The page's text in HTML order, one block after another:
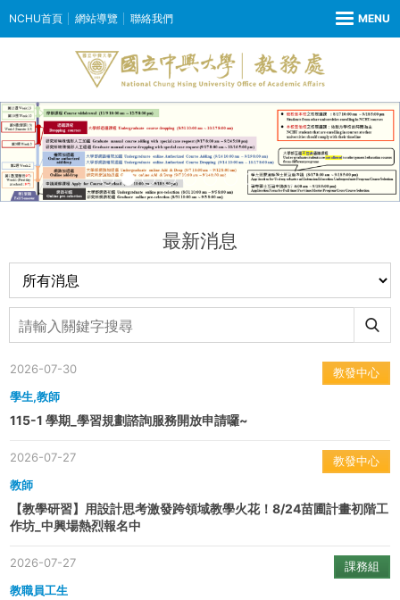
NCHU首頁 網站導覽 聯絡我們
最新消息
教發中心
學生,教師
2026-07-30
115-1 學期_學習規劃諮詢服務開放申請囉~
教發中心
教師
2026-07-27
【教學研習】用設計思考激發跨領域教學火花！8/24苗圃計畫初階工
作坊_中興場熱烈報名中
課務組
教職員工生
2026-07-27